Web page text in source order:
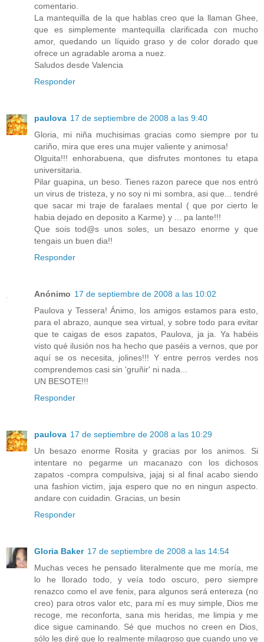
comentario.
La mantequilla de la que hablas creo que la llaman Ghee,
que es simplemente mantequilla clarificada con mucho
amor, quedando un líquido graso y de color dorado que
ofrece un agradable aroma a nuez.
Saludos desde Valencia
Responder
paulova 17 de septiembre de 2008 a las 9:40
Gloria, mi niña muchisimas gracias como siempre por tu
cariño, mira que eres una mujer valiente y animosa!
Olguita!!! enhorabuena, que disfrutes montones tu etapa
universitaria.
Pilar guapina, un beso. Tienes razon parece que nos entró
un virus de tristeza, y no soy ni mi sombra, asi que... tendré
que sacar mi traje de faralaes mental ( que por cierto le
habia dejado en deposito a Karme) y ... pa lante!!!
Que sois tod@s unos soles, un besazo enorme y que
tengais un buen dia!!
Responder
Anónimo 17 de septiembre de 2008 a las 10:02
Paulova y Tessera! Ánimo, los amigos estamos para esto,
para el abrazo, aunque sea virtual, y sobre todo para evitar
que te caigas de esos zapatos, Paulova, ja ja. Ya habéis
visto qué ilusión nos ha hecho que paséis a vernos, que por
aquí se os necesita, jolines!!! Y entre perros verdes nos
comprendemos casi sin 'gruñir' ni nada...
UN BESOTE!!!
Responder
paulova 17 de septiembre de 2008 a las 10:29
Un besazo enorme Rosita y gracias por los animos. Si
intentare no pegarme un macanazo con los dichosos
zapatos -compra compulsiva, jajaj si al final acabo siendo
una fashion victim, jaja espero que no en ningun aspecto.
andare con cuidadin. Gracias, un besin
Responder
Gloria Baker 17 de septiembre de 2008 a las 14:54
Muchas veces he pensado literalmente que me moría, me
lo he llorado todo, y veía todo oscuro, pero siempre
renazco como el ave fenix, para algunos será entereza (no
creo) para otros valor etc, para mí es muy simple, Dios me
recoge, me reconforta, sana mis heridas, me limpia y me
dice sigue caminando. Sé que muchos no creen en Dios,
sólo les diré que lo realmente milagroso que cuando uno ve